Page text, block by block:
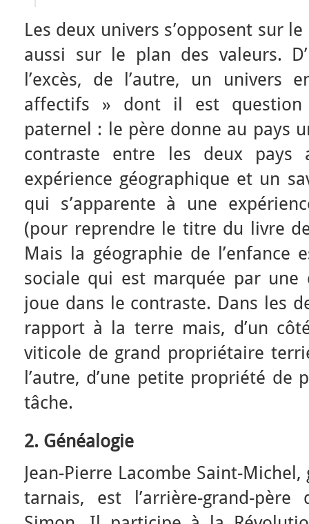
Les deux univers s’opposent sur
aussi sur le plan des valeurs.
l’excès, de l’autre, un univers
affectifs » dont il est question
paternel : le père donne au pays
contraste entre les deux pays
expérience géographique et un
qui s’apparente à une
(pour reprendre le titre du livre
Mais la géographie de l’enfance
sociale qui est marquée par une
joue dans le contraste. Dans les
rapport à la terre mais, d’un
viticole de grand propriétaire
l’autre, d’une petite propriété de
tâche.
2. Généalogie
Jean-Pierre Lacombe Saint-
tarnais, est l’arrière-grand-